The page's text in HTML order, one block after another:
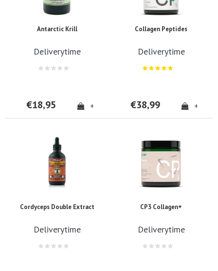
Antarctic Krill
Deliverytime
€18,95 +
Collagen Peptides
Deliverytime
€38,99 +
Cordyceps Double Extract
Deliverytime
CP3 Collagen+
Deliverytime